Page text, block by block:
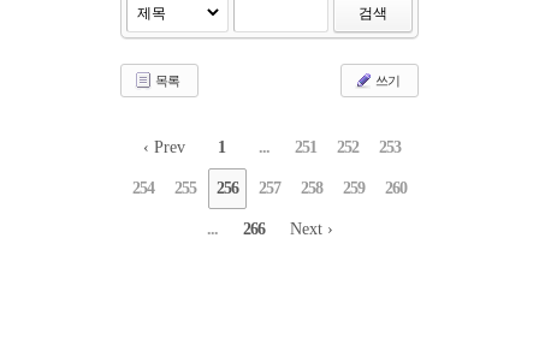
검색
목록 쓰기
‹ Prev 1 ... 251 252 253
254 255 256 257 258 259 260
... 266 Next ›